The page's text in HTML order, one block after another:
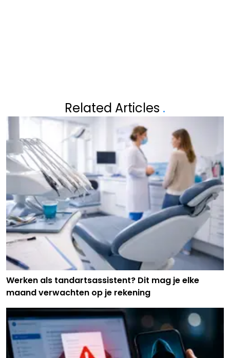
Related Articles .
Werken als tandartsassistent? Dit mag je elke
maand verwachten op je rekening